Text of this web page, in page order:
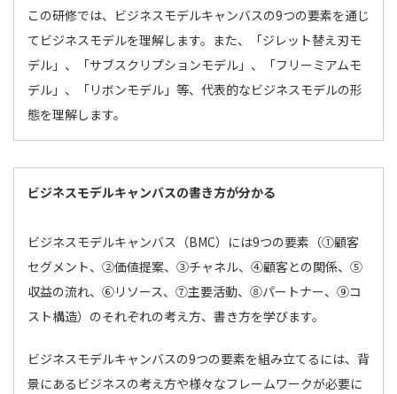
この研修では、ビジネスモデルキャンバスの9つの要素を通じ
てビジネスモデルを理解します。また、「ジレット替え刃モ
デル」、「サブスクリプションモデル」、「フリーミアムモ
デル」、「リボンモデル」等、代表的なビジネスモデルの形
態を理解します。
ビジネスモデルキャンバスの書き方が分かる
ビジネスモデルキャンバス（BMC）には9つの要素（①顧客
セグメント、②価値提案、③チャネル、④顧客との関係、⑤
収益の流れ、⑥リソース、⑦主要活動、⑧パートナー、⑨コ
スト構造）のそれぞれの考え方、書き方を学びます。
ビジネスモデルキャンバスの9つの要素を組み立てるには、背
景にあるビジネスの考え方や様々なフレームワークが必要に